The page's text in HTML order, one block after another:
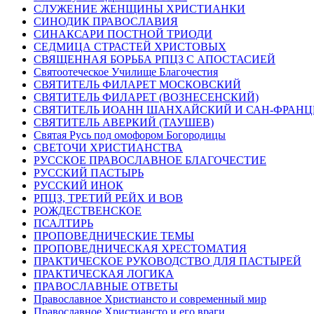
СЛУЖЕНИЕ ЖЕНЩИНЫ ХРИСТИАНКИ
СИНОДИК ПРАВОСЛАВИЯ
СИНАКСАРИ ПОСТНОЙ ТРИОДИ
СЕДМИЦА СТРАСТЕЙ ХРИСТОВЫХ
СВЯЩЕННАЯ БОРЬБА РПЦЗ С АПОСТАСИЕЙ
Святоотеческое Училище Благочестия
СВЯТИТЕЛЬ ФИЛАРЕТ МОСКОВСКИЙ
СВЯТИТЕЛЬ ФИЛАРЕТ (ВОЗНЕСЕНСКИЙ)
СВЯТИТЕЛЬ ИОАНН ШАНХАЙСКИЙ И САН-
СВЯТИТЕЛЬ АВЕРКИЙ (ТАУШЕВ)
Святая Русь под омофором Богородицы
СВЕТОЧИ ХРИСТИАНСТВА
РУССКОЕ ПРАВОСЛАВНОЕ БЛАГОЧЕСТИЕ
РУССКИЙ ПАСТЫРЬ
РУССКИЙ ИНОК
РПЦЗ, ТРЕТИЙ РЕЙХ И ВОВ
РОЖДЕСТВЕНСКОЕ
ПСАЛТИРЬ
ПРОПОВЕДНИЧЕСКИЕ ТЕМЫ
ПРОПОВЕДНИЧЕСКАЯ ХРЕСТОМАТИЯ
ПРАКТИЧЕСКОЕ РУКОВОДСТВО ДЛЯ ПАСТЫРЕЙ
ПРАКТИЧЕСКАЯ ЛОГИКА
ПРАВОСЛАВНЫЕ ОТВЕТЫ
Православное Христиансто и современный мир